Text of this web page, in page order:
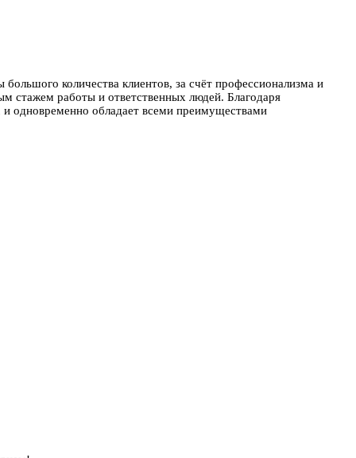
количества клиентов, за счёт профессионализма и
стажем работы и ответственных людей. Благодаря
одновременно обладает всеми преимуществами